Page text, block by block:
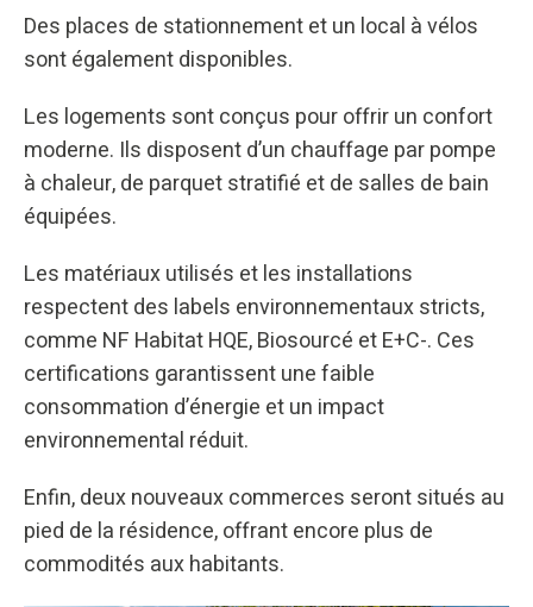
Des places de stationnement et un local à vélos
sont également disponibles.
Les logements sont conçus pour offrir un confort
moderne. Ils disposent d’un chauffage par pompe
à chaleur, de parquet stratifié et de salles de bain
équipées.
Les matériaux utilisés et les installations
respectent des labels environnementaux stricts,
comme NF Habitat HQE, Biosourcé et E+C-. Ces
certifications garantissent une faible
consommation d’énergie et un impact
environnemental réduit.
Enfin, deux nouveaux commerces seront situés au
pied de la résidence, offrant encore plus de
commodités aux habitants.